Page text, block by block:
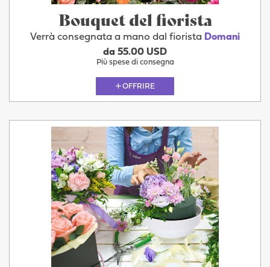
Bouquet del fiorista
Verrà consegnata a mano dal fiorista Domani
da 55.00 USD
Più spese di consegna
OFFRIRE